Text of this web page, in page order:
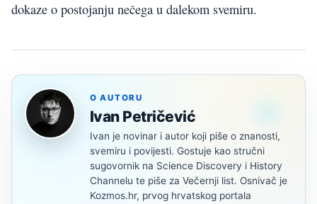
dokaze o postojanju nečega u dalekom svemiru.
O AUTORU
Ivan Petričević
Ivan je novinar i autor koji piše o znanosti,
svemiru i povijesti. Gostuje kao stručni
sugovornik na Science Discovery i History
Channelu te piše za Večernji list. Osnivač je
Kozmos.hr, prvog hrvatskog portala